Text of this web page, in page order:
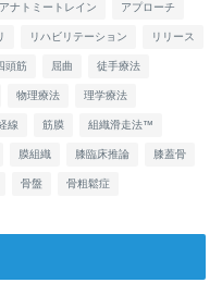
アナトミートレイン アプローチ
リハビリテーション リリース
頭筋 屈曲 徒手療法
物理療法 理学療法
線 筋膜 組織滑走法™
膜組織 膝臨床推論 膝蓋骨
骨盤 骨粗鬆症